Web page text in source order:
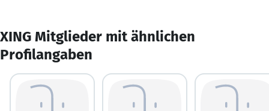
XING Mitglieder mit ähnlichen
Profilangaben